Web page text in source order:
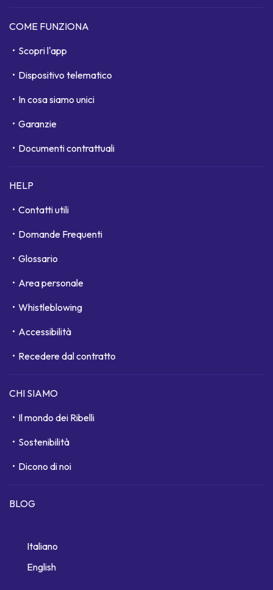
COME FUNZIONA
Scopri l'app
Dispositivo telematico
In cosa siamo unici
Garanzie
Documenti contrattuali
HELP
Contatti utili
Domande Frequenti
Glossario
Area personale
Whistleblowing
Accessibilità
Recedere dal contratto
CHI SIAMO
Il mondo dei Ribelli
Sostenibilità
Dicono di noi
BLOG
Italiano
English